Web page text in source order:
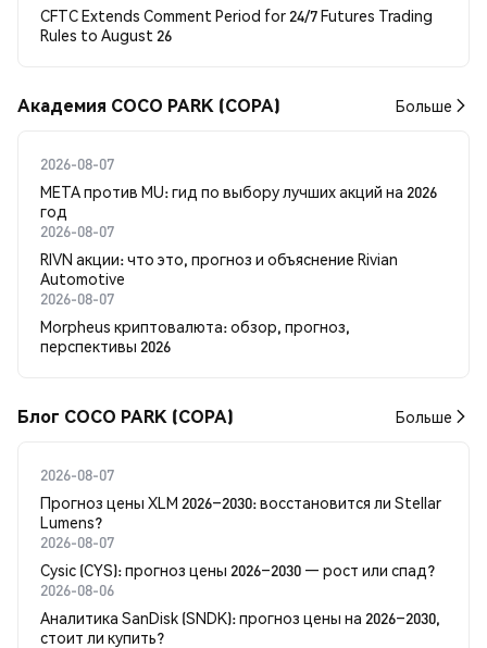
CFTC Extends Comment Period for 24/7 Futures Trading
Rules to August 26
Академия COCO PARK (COPA) Больше
2026-08-07
META против MU: гид по выбору лучших акций на 2026
год
2026-08-07
RIVN акции: что это, прогноз и объяснение Rivian
Automotive
2026-08-07
Morpheus криптовалюта: обзор, прогноз,
перспективы 2026
Блог COCO PARK (COPA) Больше
2026-08-07
Прогноз цены XLM 2026–2030: восстановится ли Stellar
Lumens?
2026-08-07
Cysic (CYS): прогноз цены 2026–2030 — рост или спад?
2026-08-06
Аналитика SanDisk (SNDK): прогноз цены на 2026–2030,
стоит ли купить?